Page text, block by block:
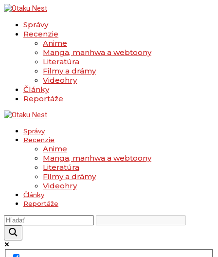
Správy
Recenzie
Anime
Manga, manhwa a webtoony
Literatúra
Filmy a drámy
Videohry
Články
Reportáže
Správy
Recenzie
Anime
Manga, manhwa a webtoony
Literatúra
Filmy a drámy
Videohry
Články
Reportáže